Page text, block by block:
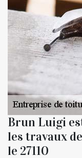
Brun Luigi
les travaux
le 27110